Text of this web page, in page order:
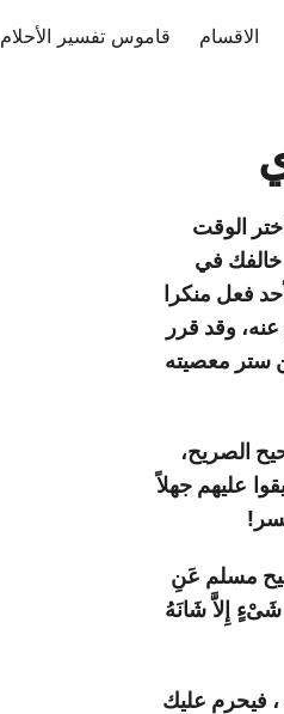
الاقسام قاموس تفسير الأحلام
الوقت
خالفك في
فعل منكرا
وقد قرر
ستر معصيته
الصريح،
عليهم جهلاً
مسلم عَنِ
شَىْءٍ إِلاَّ شَانَهُ
، فيحرم عليك